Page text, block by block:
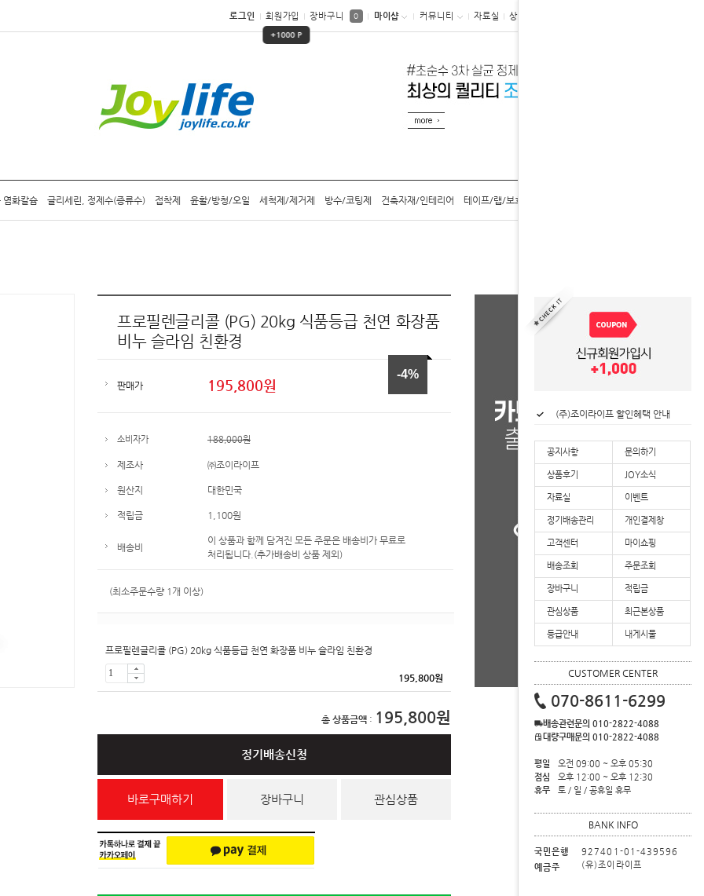
로그인 회원가입
+1000 P
장바구니 0 마이샵 커뮤니티 자료실 상품후기
염화칼슘 글리세린, 정제수(증류수) 접착제 윤활/방청/오일 세척제/제거제 방수/코팅제 건축자재/인테리어 테이프/랩/보호구
프로필렌글리콜 (PG) 20kg 식품등급 천연 화장품
비누 슬라임 친환경
-4
판매가 195,800원
소비자가 188,000원
제조사 ㈜조이라이프
원산지 대한민국
적립금 1,100원
배송비
이 상품과 함께 담겨진 모든 주문은 배송비가 무료로
처리됩니다.(추가배송비 상품 제외)
(최소주문수량 1개 이상)
프로필렌글리콜 (PG) 20kg 식품등급 천연 화장품 비누 슬라임 친환경
195,800원
총 상품금액 : 195,800
정기배송신청
바로구매하기 장바구니 관심상품
(주)조이라이프 배송공지
(주)조이라이프 리뷰적립금 안내
공지사항
문의하기
상품후기 JOY소식
자료실 이벤트
정기배송관리 개인결제창
고객센터 마이쇼핑
배송조회 주문조회
장바구니 적립금
관심상품 최근본상품
등급안내 내게시물
CUSTOMER CENTER
070-8611-6299
배송관련문의 010-2822-4088
대량구매문의 010-2822-4088
평일
오전 09:00 ~ 오후 05:30
점심
오후 12:00 ~ 오후 12:30
휴무
토 / 일 / 공휴일 휴무
BANK INFO
국민은행
927401-01-439596
예금주
(유)조이라이프